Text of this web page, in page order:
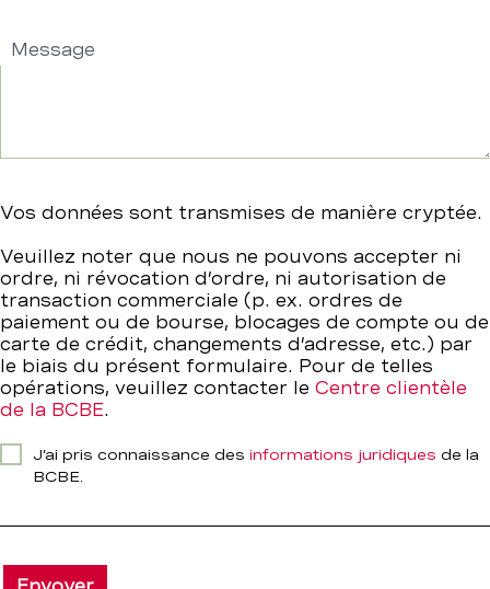
Message
Vos données sont transmises de manière cryptée.
Veuillez noter que nous ne pouvons accepter ni
ordre, ni révocation d’ordre, ni autorisation de
transaction commerciale (p. ex. ordres de
paiement ou de bourse, blocages de compte ou de
carte de crédit, changements d’adresse, etc.) par
le biais du présent formulaire. Pour de telles
opérations, veuillez contacter le Centre clientèle
de la BCBE.
J’ai pris connaissance des informations juridiques de la
BCBE.